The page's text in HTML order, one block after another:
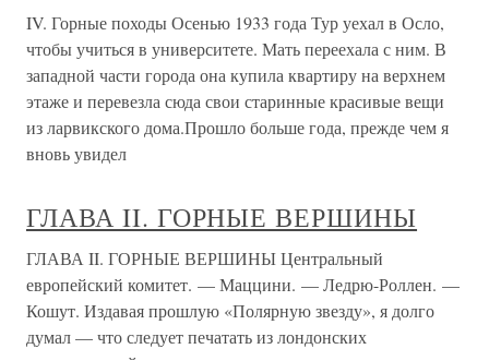
IV. Горные походы Осенью 1933 года Тур уехал в Осло,
чтобы учиться в университете. Мать переехала с ним. В
западной части города она купила квартиру на верхнем
этаже и перевезла сюда свои старинные красивые вещи
из ларвикского дома.Прошло больше года, прежде чем я
вновь увидел
ГЛАВА II. ГОРНЫЕ ВЕРШИНЫ
ГЛАВА II. ГОРНЫЕ ВЕРШИНЫ Центральный
европейский комитет. — Маццини. — Ледрю-Роллен. —
Кошут. Издавая прошлую «Полярную звезду», я долго
думал — что следует печатать из лондонских